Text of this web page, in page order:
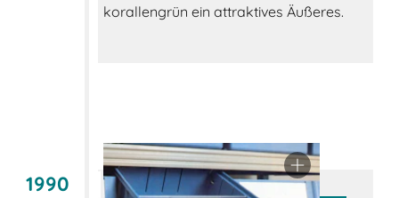
korallengrün ein attraktives Äußeres.
1990